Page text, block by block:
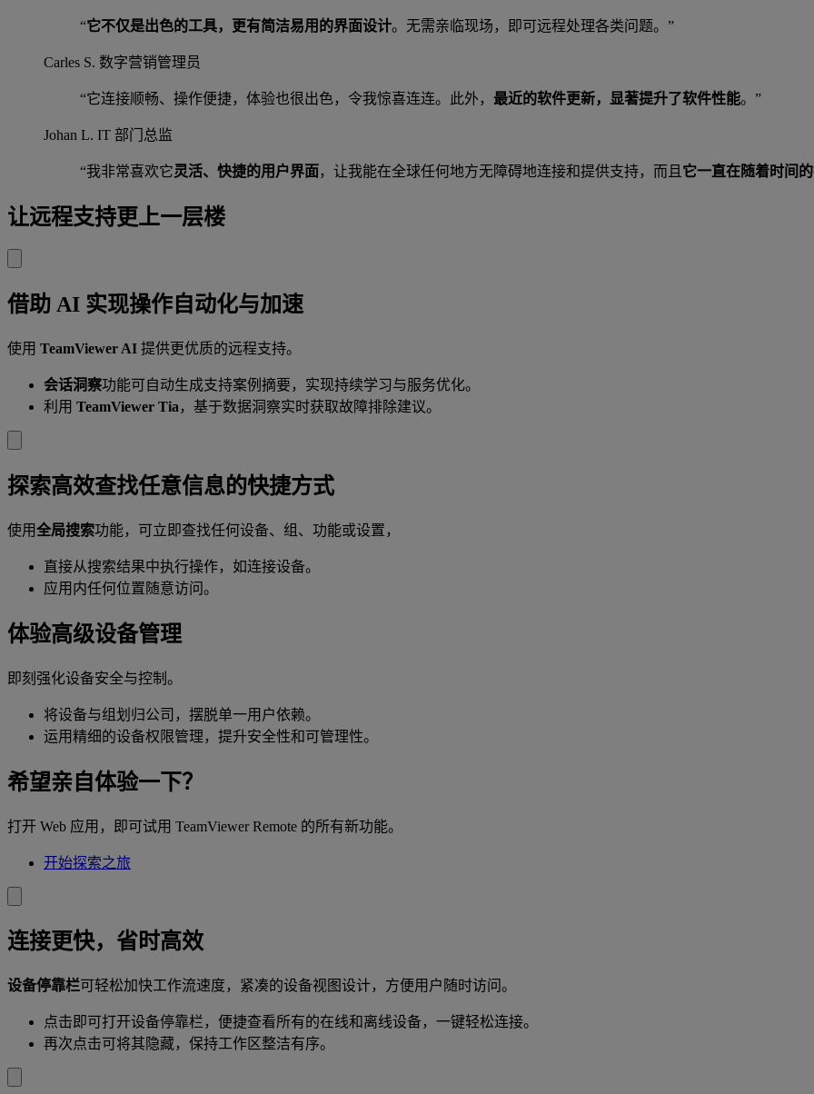
“它不仅是出色的工具，更有简洁易用的界面设计。无需亲临现场，即可远程处理各类问题。”
Carles S. 数字营销管理员
“它连接顺畅、操作便捷，体验也很出色，令我惊喜连连。此外， 最近的软件更新，显著提升了软件性能。”
Johan L. IT 部门总监
“我非常喜欢它灵活、快捷的用户界面 ，让我能在全球任何地方无障碍地连接和提供支持，而且 它一直在随着时间
让远程支持更上一层楼
借助 AI 实现操作自动化与加速
使用 TeamViewer AI 提供更优质的远程支持。
会话洞察功能可自动生成支持案例摘要，实现持续学习与服务优化。
利用 TeamViewer Tia ，基于数据洞察实时获取故障排除建议。
探索高效查找任意信息的快捷方式
使用全局搜索功能，可立即查找任何设备、组、功能或设置，
直接从搜索结果中执行操作，如连接设备。
应用内任何位置随意访问。
体验高级设备管理
即刻强化设备安全与控制。
将设备与组划归公司，摆脱单一用户依赖。
运用精细的设备权限管理，提升安全性和可管理性。
希望亲自体验一下？
打开 Web 应用，即可试用 TeamViewer Remote 的所有新功能。
开始探索之旅
连接更快，省时高效
设备停靠栏可轻松加快工作流速度，紧凑的设备视图设计，方便用户随时访问。
点击即可打开设备停靠栏，便捷查看所有的在线和离线设备，一键轻松连接。
再次点击可将其隐藏，保持工作区整洁有序。